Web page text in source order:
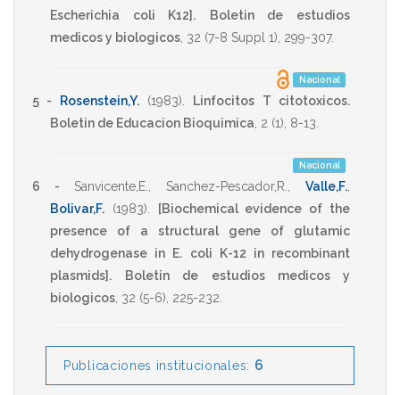
Escherichia coli K12].
Boletin de estudios
medicos y biologicos 32 (7-8 Suppl 1), 299-307.
Nacional
5 - Rosenstein,Y. (1983)
Linfocitos T citotoxicos.
Boletin de Educacion Bioquimica 2 (1), 8-13
Nacional
6 - Sanvicente,E. Sanchez-Pescador,R. Valle,F.
Bolivar,F.
(1983)
[Biochemical evidence of the
presence of a structural gene of glutamic
dehydrogenase in E. coli K-12 in recombinant
plasmids].
Boletin de estudios medicos y
biologicos 32 (5-6), 225-232
Publicaciones institucionales: 6